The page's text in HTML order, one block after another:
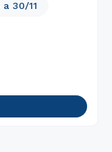
a 30/11